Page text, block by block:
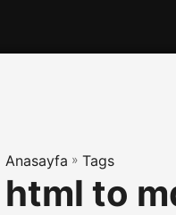
Anasayfa » Tags
html to